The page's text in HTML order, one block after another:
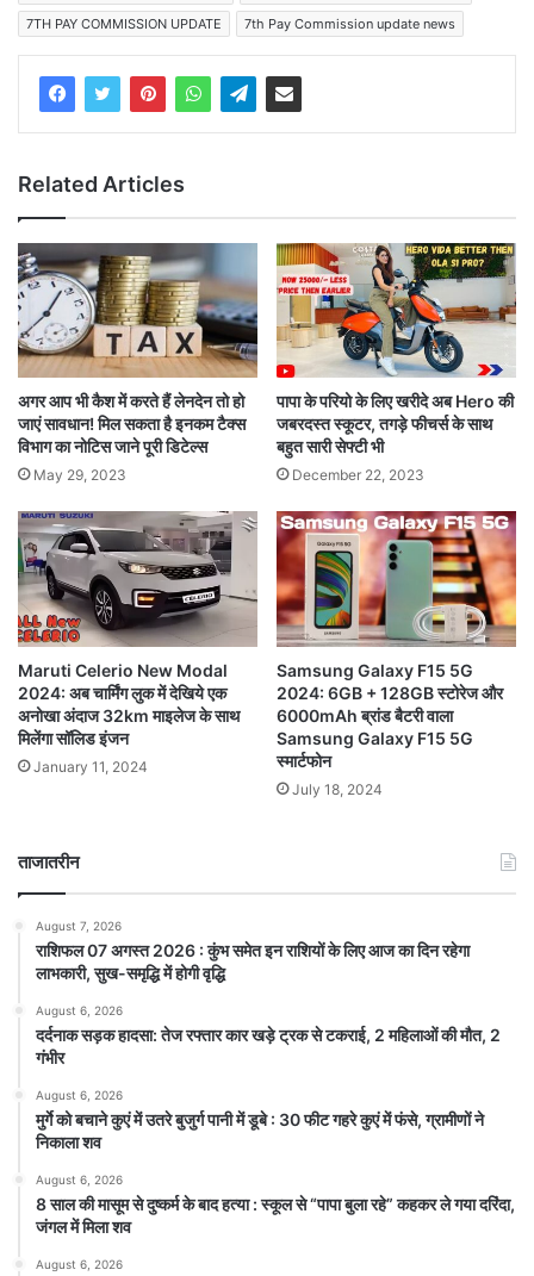
7TH PAY COMMISSION UPDATE 7th Pay Commission update news
Related Articles
अगर आप भी कैश में करते हैं लेनदेन तो हो
जाएं सावधान! मिल सकता है इनकम टैक्स
विभाग का नोटिस जाने पूरी डिटेल्स
May 29, 2023
पापा के परियो के लिए खरीदे अब Hero की
जबरदस्त स्कूटर, तगड़े फीचर्स के साथ
बहुत सारी सेफ्टी भी
December 22, 2023
Maruti Celerio New Modal
2024: अब चार्मिंग लुक में देखिये एक
अनोखा अंदाज 32km माइलेज के साथ
मिलेंगा सॉलिड इंजन
January 11, 2024
Samsung Galaxy F15 5G
2024: 6GB + 128GB स्टोरेज और
6000mAh ब्रांड बैटरी वाला
Samsung Galaxy F15 5G
स्मार्टफोन
July 18, 2024
ताजातरीन
August 7, 2026
राशिफल 07 अगस्त 2026 : कुंभ समेत इन राशियों के लिए आज का दिन रहेगा
लाभकारी, सुख-समृद्धि में होगी वृद्धि
August 6, 2026
दर्दनाक सड़क हादसा: तेज रफ्तार कार खड़े ट्रक से टकराई, 2 महिलाओं की मौत, 2
गंभीर
August 6, 2026
मुर्गे को बचाने कुएं में उतरे बुजुर्ग पानी में डूबे : 30 फीट गहरे कुएं में फंसे, ग्रामीणों ने
निकाला शव
August 6, 2026
8 साल की मासूम से दुष्कर्म के बाद हत्या : स्कूल से “पापा बुला रहे” कहकर ले गया दरिंदा,
जंगल में मिला शव
August 6, 2026